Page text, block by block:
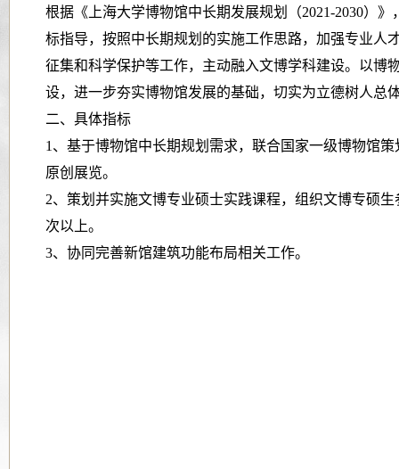
根据《上海大学博物馆中长期发展规划（2021-2030）
标指导，按照中长期规划的实施工作思路，加强专业人
征集和科学保护等工作，主动融入文博学科建设。以博
设，进一步夯实博物馆发展的基础，切实为立德树人总
二、 具体指标
1、基于博物馆中长期规划需求，联合国家一级博物馆
原创展览。
2、策划并实施文博专业硕士实践课程，组织文博专硕
次以上。
3、协同完善新馆建筑功能布局相关工作。